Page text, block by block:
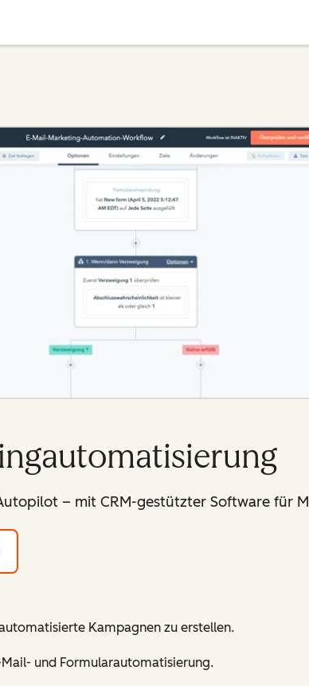
– mit CRM-gestützter Software für
Kampagnen zu erstellen.
und Formularautomatisierung.